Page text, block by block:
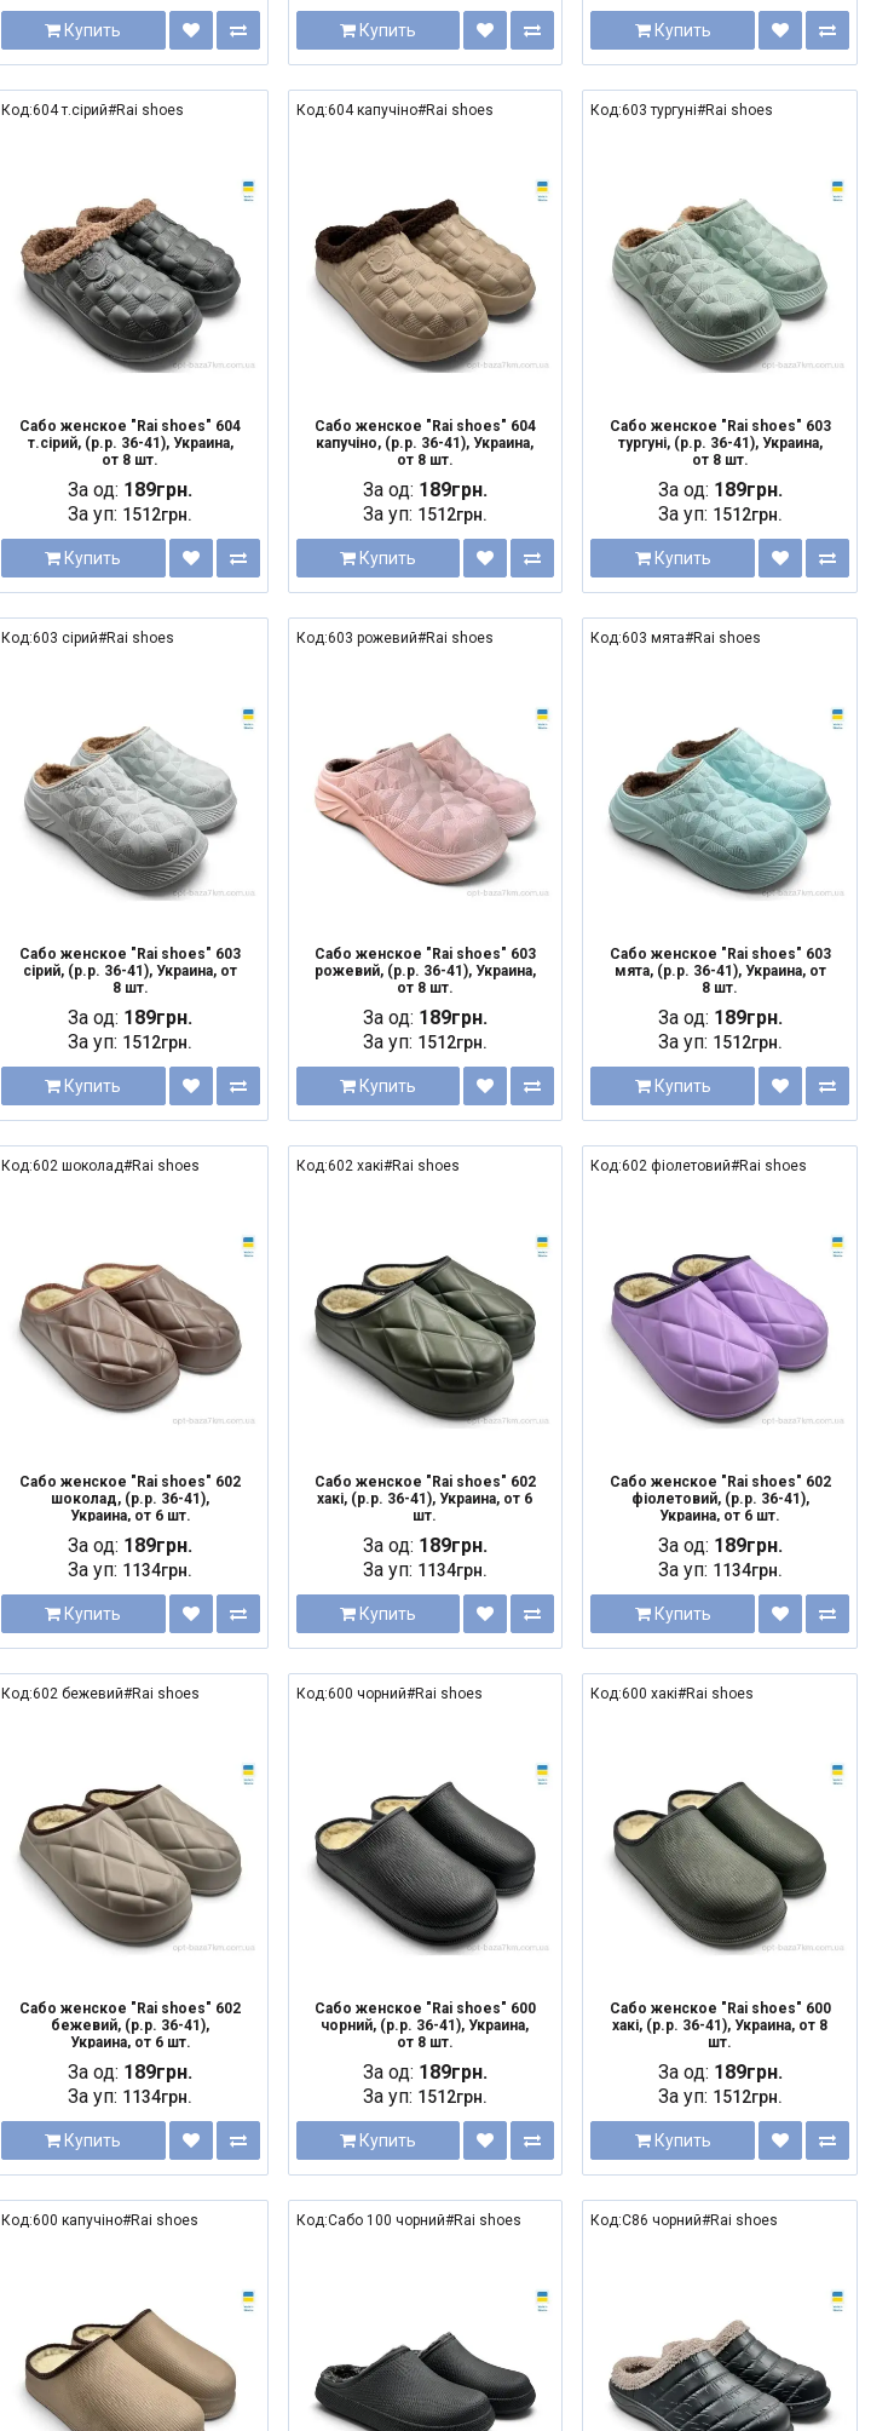
Купить Купить Купить
Код:604 т.сірий#Rai shoes
Сабо женское "Rai shoes" 604
т.сірий, (р.р. 36-41), Украина,
от 8 шт.
За од: 189грн.
За уп: 1512грн.
Купить
Код:604 капучіно#Rai shoes
Сабо женское "Rai shoes" 604
капучіно, (р.р. 36-41), Украина,
от 8 шт.
За од: 189грн.
За уп: 1512грн.
Купить
Код:603 тургуні#Rai shoes
Сабо женское "Rai shoes" 603
тургуні, (р.р. 36-41), Украина,
от 8 шт.
За од: 189грн.
За уп: 1512грн.
Купить
Код:603 сірий#Rai shoes
Сабо женское "Rai shoes" 603
сірий, (р.р. 36-41), Украина, от
8 шт.
За од: 189грн.
За уп: 1512грн.
Купить
Код:603 рожевий#Rai shoes
Сабо женское "Rai shoes" 603
рожевий, (р.р. 36-41), Украина,
от 8 шт.
За од: 189грн.
За уп: 1512грн.
Купить
Код:603 мята#Rai shoes
Сабо женское "Rai shoes" 603
мята, (р.р. 36-41), Украина, от
8 шт.
За од: 189грн.
За уп: 1512грн.
Купить
Код:602 шоколад#Rai shoes
Сабо женское "Rai shoes" 602
шоколад, (р.р. 36-41),
Украина, от 6 шт.
За од: 189грн.
За уп: 1134грн.
Купить
Код:602 хакі#Rai shoes
Сабо женское "Rai shoes" 602
хакі, (р.р. 36-41), Украина, от 6
шт.
За од: 189грн.
За уп: 1134грн.
Купить
Код:602 фіолетовий#Rai shoes
Сабо женское "Rai shoes" 602
фіолетовий, (р.р. 36-41),
Украина, от 6 шт.
За од: 189грн.
За уп: 1134грн.
Купить
Код:602 бежевий#Rai shoes
Сабо женское "Rai shoes" 602
бежевий, (р.р. 36-41),
Украина, от 6 шт.
За од: 189грн.
За уп: 1134грн.
Купить
Код:600 чорний#Rai shoes
Сабо женское "Rai shoes" 600
чорний, (р.р. 36-41), Украина,
от 8 шт.
За од: 189грн.
За уп: 1512грн.
Купить
Код:600 хакі#Rai shoes
Сабо женское "Rai shoes" 600
хакі, (р.р. 36-41), Украина, от 8
шт.
За од: 189грн.
За уп: 1512грн.
Купить
Код:600 капучіно#Rai shoes Код:Сабо 100 чорний#Rai shoes Код:С86 чорний#Rai shoes